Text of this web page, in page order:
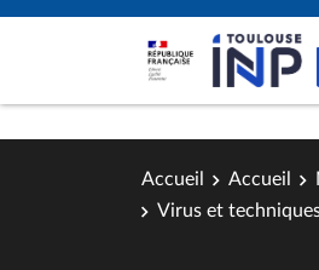
Accueil Accueil
Virus et